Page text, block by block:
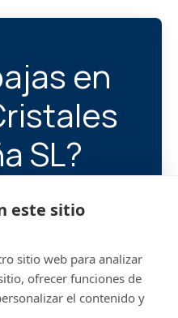
este sitio
sitio web para analizar
ofrecer funciones de
el contenido y
en
SL?
a.
Iniciar